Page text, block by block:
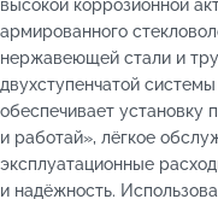
высокой коррозионной
армированного
нержавеющей стали и
двухступенчатой
обеспечивает установку
и работай», лёгкое
эксплуатационные
и надёжность.